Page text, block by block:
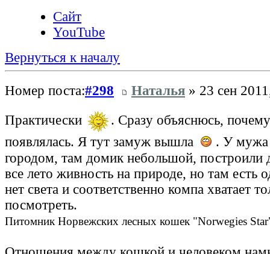
Сайт
YouTube
Вернуться к началу
Номер поста:#298 Наталья » 23 сен
Практически
. Сразу объяснюсь,
появлялась. Я тут замуж вышла
. У мужа
городом, там домик небольшой, построили
все лето живность на природе, но там есть
нет света и соответственно компа хватает
посмотреть.
Питомник Норвежских лесных кошек "Norwegies